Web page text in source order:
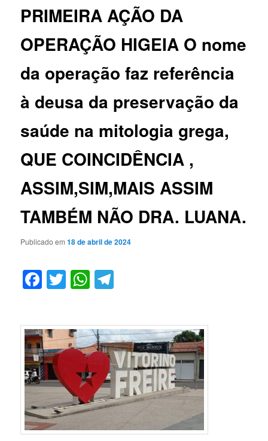
PRIMEIRA AÇÃO DA
OPERAÇÃO HIGEIA O nome
da operação faz referência
à deusa da preservação da
saúde na mitologia grega,
QUE COINCIDÊNCIA ,
ASSIM,SIM,MAIS ASSIM
TAMBÉM NÃO DRA. LUANA.
Publicado em18 de abril de 2024
Facebook
TwitterWhatsApp